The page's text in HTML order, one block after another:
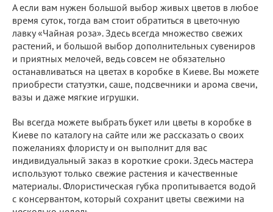
А если вам нужен большой выбор живых цветов в любое
время суток, тогда вам стоит обратиться в цветочную
лавку «Чайная роза». Здесь всегда множество свежих
растений, и большой выбор дополнительных сувениров
и приятных мелочей, ведь совсем не обязательно
останавливаться на цветах в коробке в Киеве. Вы можете
приобрести статуэтки, саше, подсвечники и арома свечи,
вазы и даже мягкие игрушки.
Вы всегда можете выбрать букет или цветы в коробке в
Киеве по каталогу на сайте или же рассказать о своих
пожеланиях флористу и он выполнит для вас
индивидуальный заказ в короткие сроки. Здесь мастера
используют только свежие растения и качественные
материалы. Флористическая губка пропитывается водой
с консервантом, который сохранит цветы свежими на